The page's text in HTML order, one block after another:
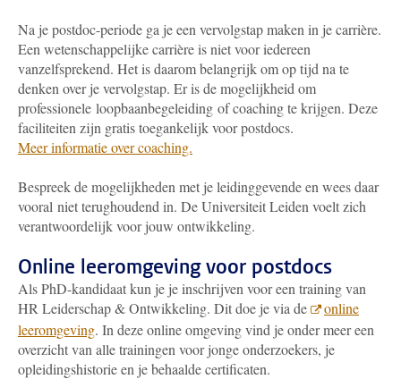
Na je postdoc-periode ga je een vervolgstap maken in je carrière.
Een wetenschappelijke carrière is niet voor iedereen
vanzelfsprekend. Het is daarom belangrijk om op tijd na te
denken over je vervolgstap. Er is de mogelijkheid om
professionele loopbaanbegeleiding of coaching te krijgen. Deze
faciliteiten zijn gratis toegankelijk voor postdocs.
Meer informatie over coaching.
Bespreek de mogelijkheden met je leidinggevende en wees daar
vooral niet terughoudend in. De Universiteit Leiden voelt zich
verantwoordelijk voor jouw ontwikkeling.
Online leeromgeving voor postdocs
Als PhD-kandidaat kun je je inschrijven voor een training van
HR Leiderschap & Ontwikkeling. Dit doe je via de
online
leeromgeving. In deze online omgeving vind je onder meer een
overzicht van alle trainingen voor jonge onderzoekers, je
opleidingshistorie en je behaalde certificaten.